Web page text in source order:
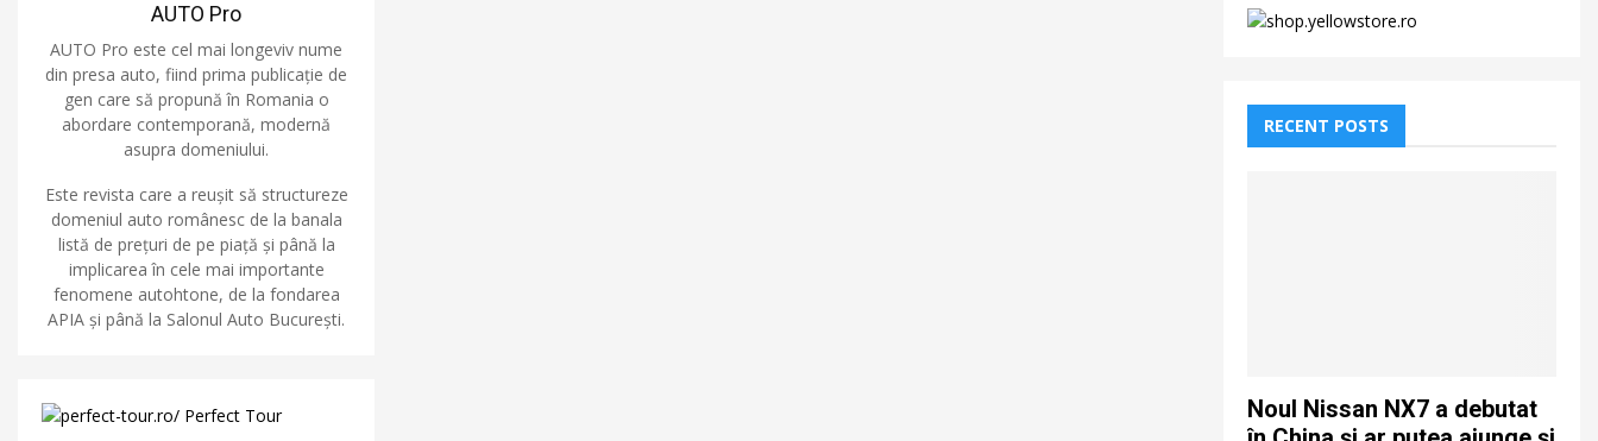
AUTO Pro
AUTO Pro este cel mai longeviv nume
din presa auto, fiind prima publicație de
gen care să propună în Romania o
abordare contemporană, modernă
asupra domeniului.
Este revista care a reușit să structureze
domeniul auto românesc de la banala
listă de prețuri de pe piață și până la
implicarea în cele mai importante
fenomene autohtone, de la fondarea
APIA și până la Salonul Auto București.
RECENT POSTS
Noul Nissan NX7 a debutat